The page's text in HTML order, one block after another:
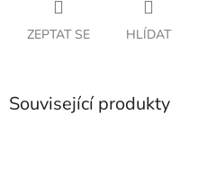
ZEPTAT SE HLÍDAT
Související produkty